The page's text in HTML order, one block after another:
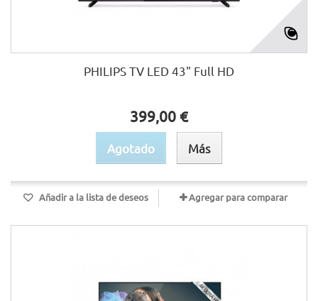
PHILIPS TV LED 43" Full HD
399,00 €
Agotado Más
Añadir a la lista de deseos Agregar para comparar